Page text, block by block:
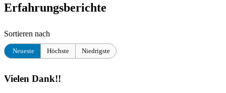
Erfahrungsberichte
Sortieren nach
Neueste Höchste Niedrigste
Vielen Dank!!